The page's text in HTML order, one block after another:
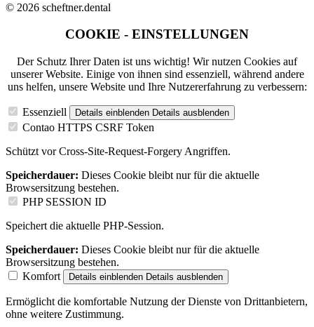
© 2026 scheftner.dental
COOKIE - EINSTELLUNGEN
Der Schutz Ihrer Daten ist uns wichtig! Wir nutzen Cookies auf
unserer Website. Einige von ihnen sind essenziell, während andere
uns helfen, unsere Website und Ihre Nutzererfahrung zu verbessern:
Essenziell Details einblenden Details ausblenden
Contao HTTPS CSRF Token
Schützt vor Cross-Site-Request-Forgery Angriffen.
Speicherdauer: Dieses Cookie bleibt nur für die aktuelle
Browsersitzung bestehen.
PHP SESSION ID
Speichert die aktuelle PHP-Session.
Speicherdauer: Dieses Cookie bleibt nur für die aktuelle
Browsersitzung bestehen.
Komfort
Details einblenden Details ausblenden
Ermöglicht die komfortable Nutzung der Dienste von Drittanbietern,
ohne weitere Zustimmung.